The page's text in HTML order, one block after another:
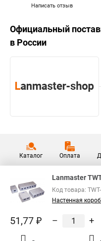
Написать отзыв
Официальный
в России
Каталог Оплата
Lanmaster
Код товара:
Настенная
51,77 ₽ – +